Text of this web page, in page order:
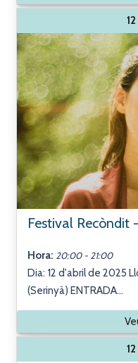
Festival Recòndit
Hora: 20:00 - 21:00
Dia: 12 d'abril de 2025
(Serinyà) ENTRADA...